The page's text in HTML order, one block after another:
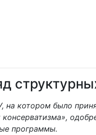
на котором было
программы.